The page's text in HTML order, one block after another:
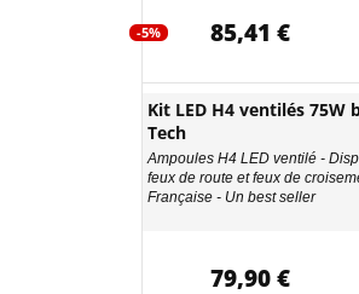
-5% 85,41 €
Kit LED H4 ventilés 75W
Tech
Ampoules H4 LED ventilé -
feux de route et feux de
Française - Un best seller
79,90 €